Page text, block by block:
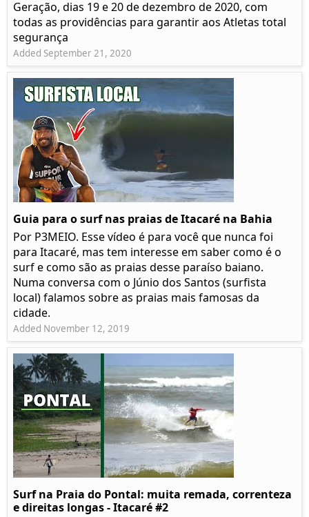
Geração, dias 19 e 20 de dezembro de 2020, com
todas as providências para garantir aos Atletas total
segurança
Added September 21, 2020
Guia para o surf nas praias de Itacaré na Bahia
Por P3MEIO. Esse vídeo é para você que nunca foi
para Itacaré, mas tem interesse em saber como é o
surf e como são as praias desse paraíso baiano.
Numa conversa com o Júnio dos Santos (surfista
local) falamos sobre as praias mais famosas da
cidade.
Added November 12, 2019
Surf na Praia do Pontal: muita remada, correnteza
e direitas longas - Itacaré #2